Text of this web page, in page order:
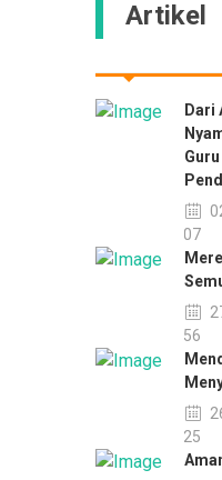
Artikel
Dari
09:07
08:56
11:25